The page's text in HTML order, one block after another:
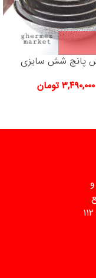
پانچ شش سایزی
۳,۴۹۰,۰۰۰ تومان